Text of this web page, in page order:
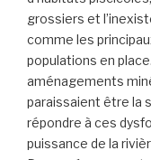
grossiers et
comme les
populations en
aménagements
paraissaient être la
répondre à ces
puissance de la